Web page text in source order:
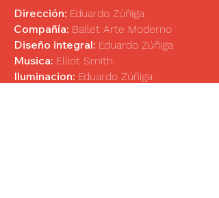
Dirección: Eduardo Zúñiga
Compañía: Ballet Arte Moderno
Diseño integral: Eduardo Zúñiga
Musica: Elliot Smith.
Iluminacion: Eduardo Zúñiga